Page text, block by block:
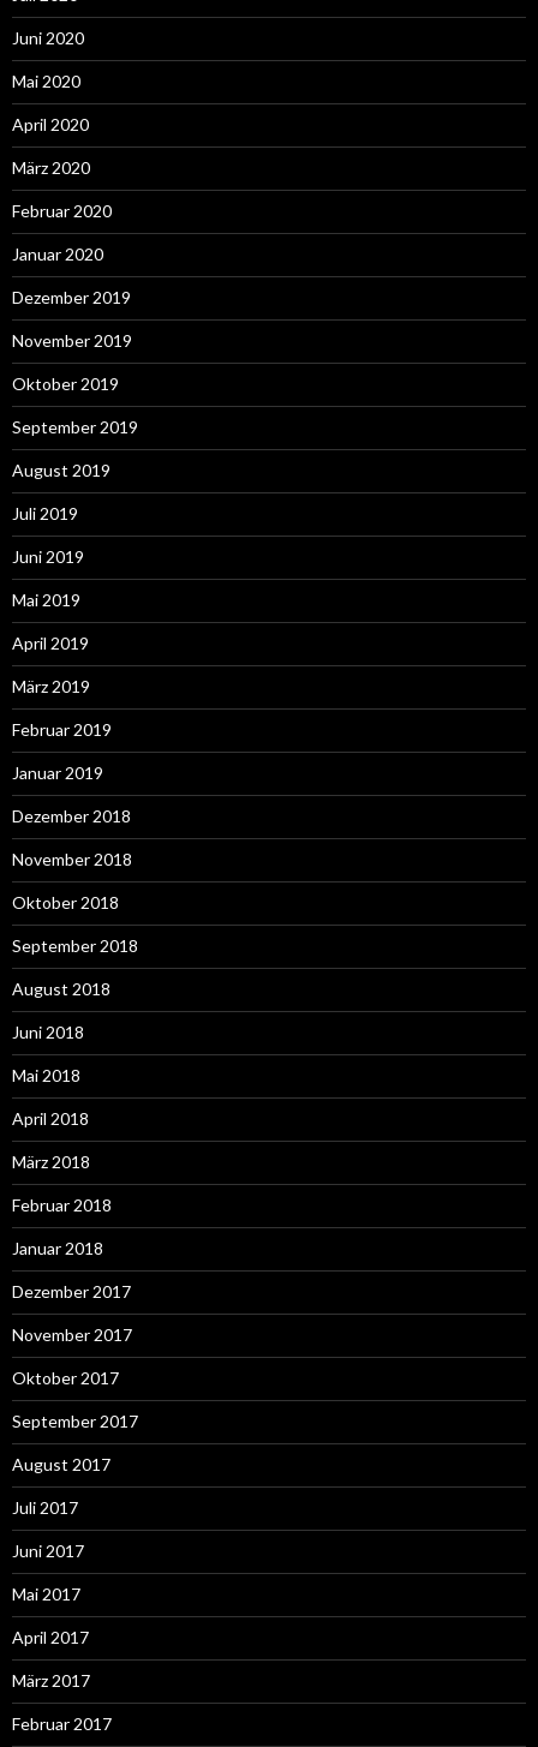
Juni 2020
Mai 2020
April 2020
März 2020
Februar 2020
Januar 2020
Dezember 2019
November 2019
Oktober 2019
September 2019
August 2019
Juli 2019
Juni 2019
Mai 2019
April 2019
März 2019
Februar 2019
Januar 2019
Dezember 2018
November 2018
Oktober 2018
September 2018
August 2018
Juni 2018
Mai 2018
April 2018
März 2018
Februar 2018
Januar 2018
Dezember 2017
November 2017
Oktober 2017
September 2017
August 2017
Juli 2017
Juni 2017
Mai 2017
April 2017
März 2017
Februar 2017